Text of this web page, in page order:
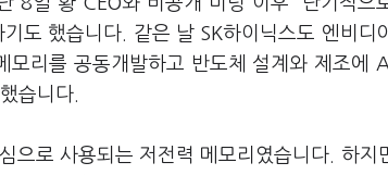
도 했습니다. 같은 날 SK하이닉스도 엔비디
모리를 공동개발하고 반도체 설계와 제조에
습니다.
으로 사용되는 저전력 메모리였습니다. 하지